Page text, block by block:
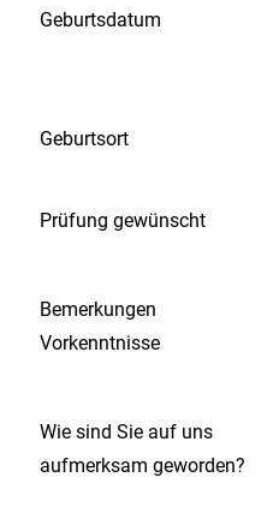
Geburtsdatum
Geburtsort
Prüfung gewünscht
Bemerkungen
Vorkenntnisse
Wie sind Sie auf uns
aufmerksam geworden?